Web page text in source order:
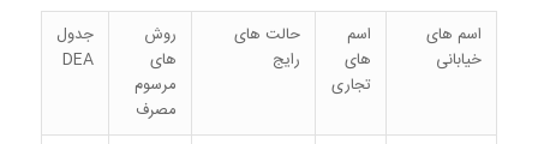
اسم های
خیابانی
اسم
های
تجاری
حالت های
رایج
روش
های
مرسوم
مصرف
جدول
DEA